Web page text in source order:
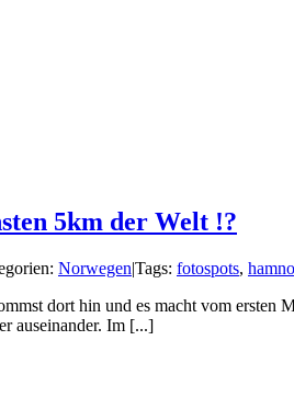
5km der Welt !?
Norwegen|Tags: fotospots,
dort hin und es macht vom
auseinander. Im [...]